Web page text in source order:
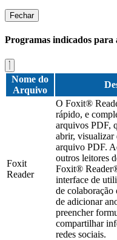
Fechar
Programas indicados
Nome do
Arquivo
Foxit
Reader
O Foxit®
rápido, e
arquivos PDF,
abrir,
arquivo PDF.
outros leitores
Foxit®
interface de
de colaboração
de adicionar
preencher
compartilhar
redes sociais.